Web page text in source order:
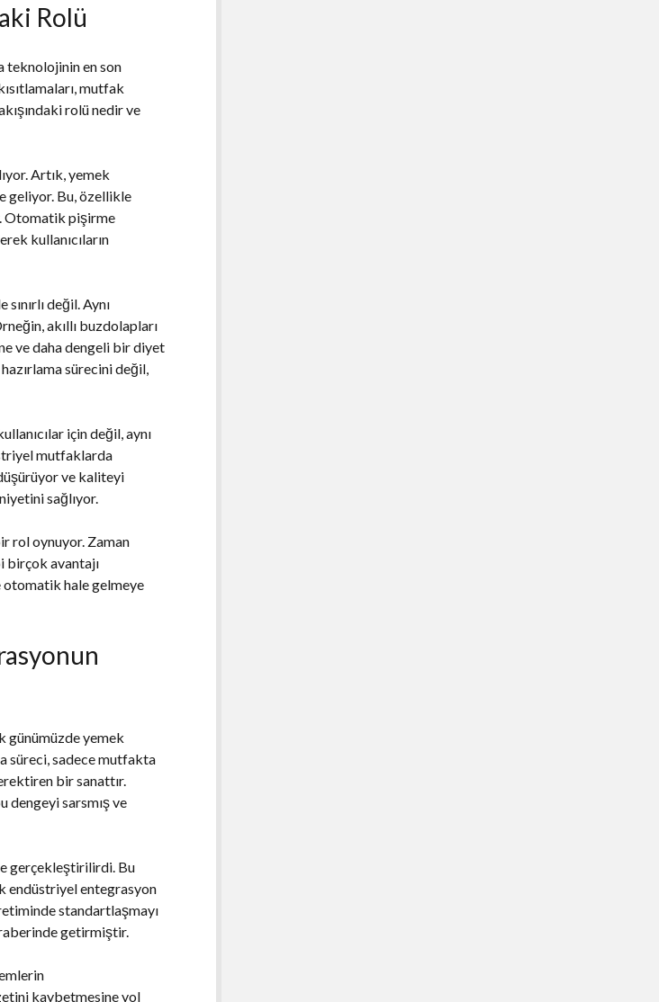
Rolü
teknolojinin en son
mutfak
rolü nedir ve
Artık, yemek
geliyor. Bu, özellikle
Otomatik pişirme
kullanıcıların
değil. Aynı
akıllı buzdolapları
ve daha dengeli bir diyet
sürecini değil,
için değil, aynı
mutfaklarda
ve kaliteyi
sağlıyor.
rol oynuyor. Zaman
birçok avantajı
otomatik hale gelmeye
günümüzde yemek
süreci, sadece mutfakta
bir sanattır.
dengeyi sarsmış ve
gerçekleştirilirdi. Bu
endüstriyel entegrasyon
standartlaşmayı
getirmiştir.
kaybetmesine yol